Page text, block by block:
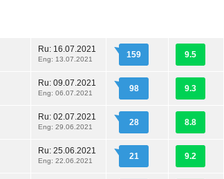
Ru: 16.07.2021
Eng: 13.07.2021 159 9.5
Ru: 09.07.2021
Eng: 06.07.2021 98 9.3
Ru: 02.07.2021
Eng: 29.06.2021 28 8.8
Ru: 25.06.2021
Eng: 22.06.2021 21 9.2